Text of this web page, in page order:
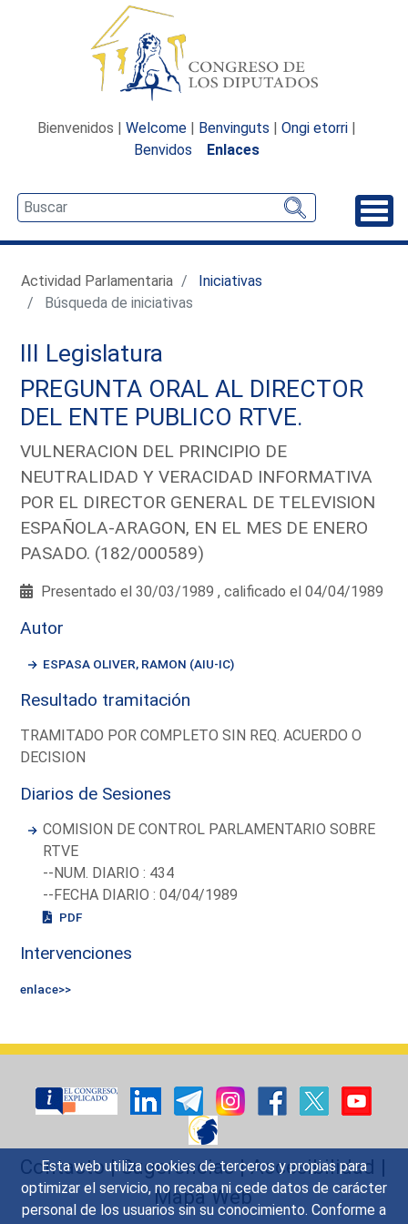
Esta web utiliza cookies de terceros y propias para
optimizar el servicio, no recaba ni cede datos de carácter
personal de los usuarios sin su conocimiento. Conforme a
Bienvenidos | Welcome | Benvinguts | Ongi etorri |
Benvidos
Enlaces
Actividad Parlamentaria
Iniciativas
Búsqueda de iniciativas
III Legislatura
PREGUNTA ORAL AL DIRECTOR
DEL ENTE PUBLICO RTVE.
VULNERACION DEL PRINCIPIO DE
NEUTRALIDAD Y VERACIDAD INFORMATIVA
POR EL DIRECTOR GENERAL DE TELEVISION
ESPAÑOLA-ARAGON, EN EL MES DE ENERO
PASADO. (182/000589)
Presentado el 30/03/1989 , calificado el 04/04/1989
Autor
ESPASA OLIVER, RAMON (AIU-IC)
Resultado tramitación
TRAMITADO POR COMPLETO SIN REQ. ACUERDO O
DECISION
Diarios de Sesiones
COMISION DE CONTROL PARLAMENTARIO SOBRE
RTVE
--NUM. DIARIO : 434
--FECHA DIARIO : 04/04/1989
PDF
Intervenciones
enlace>>
Contacto|Sugerencias|Accesibilidad |
Mapa Web